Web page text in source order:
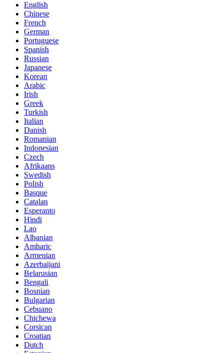
English
Chinese
French
German
Portuguese
Spanish
Russian
Japanese
Korean
Arabic
Irish
Greek
Turkish
Italian
Danish
Romanian
Indonesian
Czech
Afrikaans
Swedish
Polish
Basque
Catalan
Esperanto
Hindi
Lao
Albanian
Amharic
Armenian
Azerbaijani
Belarusian
Bengali
Bosnian
Bulgarian
Cebuano
Chichewa
Corsican
Croatian
Dutch